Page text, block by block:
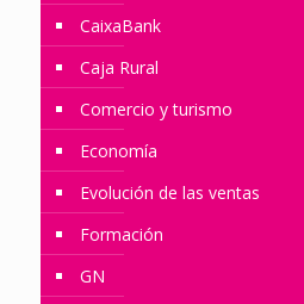
CaixaBank
Caja Rural
Comercio y turismo
Economía
Evolución de las ventas
Formación
GN